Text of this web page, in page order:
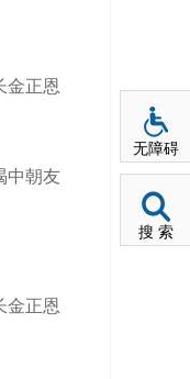
金正恩
中朝友
金正恩
无障碍
搜 索